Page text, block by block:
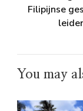
Filipijnse
You may